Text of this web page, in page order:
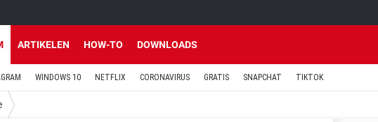
ARTIKELEN HOW-TO DOWNLOADS
WINDOWS 10 NETFLIX CORONAVIRUS GRATIS SNAPCHAT TIKTOK